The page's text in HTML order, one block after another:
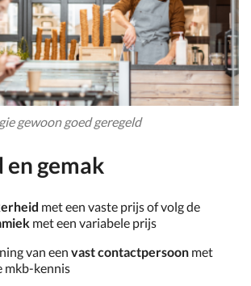
gewoon goed geregeld
gemak
met een vaste prijs of volg de
met een variabele prijs
van een vast contactpersoon met
mkb-kennis